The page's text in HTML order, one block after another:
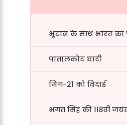
भूटान के साथ भारत का
पातालकोट घाटी
मिग-21 को विदाई
भगत सिंह की 118वीं